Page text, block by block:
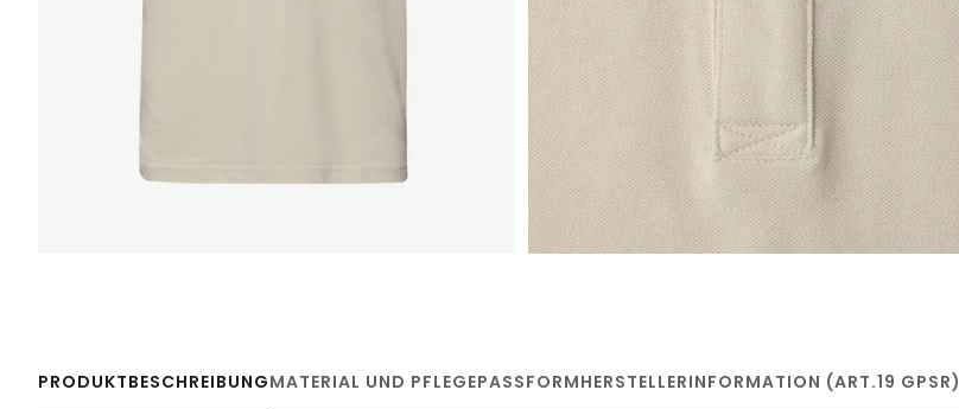
PRODUKTBESCHREIBUNGMATERIAL UND PFLEGEPASSFORMHERSTELLERINFORMATION (ART.19 GPSR)